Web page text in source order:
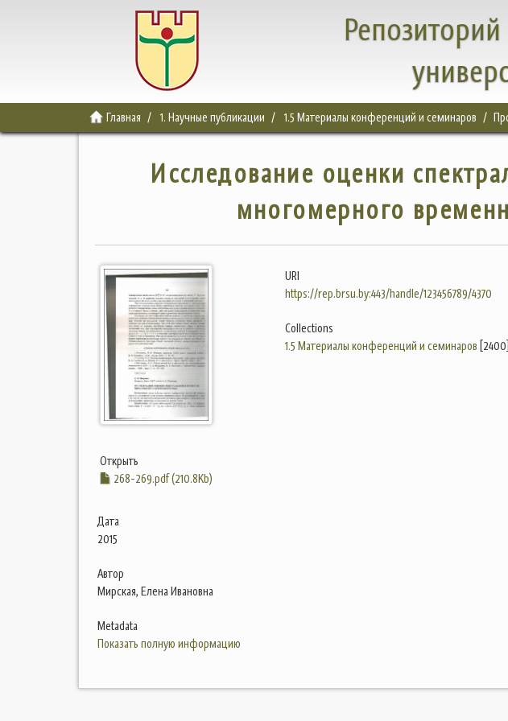
Репозиторий
Главная 1. Научные публикации 1.5 Материалы конференций и семинаров
Исследование оценки
многомерного
Открыть
268-269.pdf (210.8Kb)
Дата
2015
Автор
Мирская, Елена Ивановна
Metadata
Показать полную информацию
URI
https://rep.brsu.by:443/handle/123456789/4370
Collections
1.5 Материалы конференций и семинаров [2400]